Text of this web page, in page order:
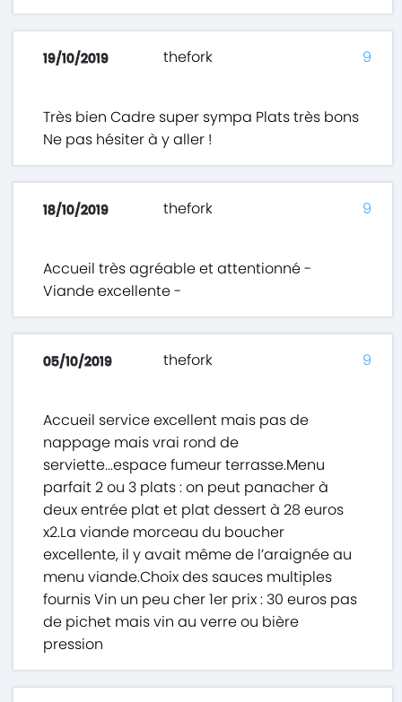
19/10/2019 thefork
Très bien Cadre super sympa Plats très bons
Ne pas hésiter à y aller !
9
18/10/2019 thefork
Accueil très agréable et attentionné -
Viande excellente -
9
05/10/2019 thefork
Accueil service excellent mais pas de
nappage mais vrai rond de
serviette...espace fumeur terrasse.Menu
parfait 2 ou 3 plats : on peut panacher à
deux entrée plat et plat dessert à 28 euros
x2.La viande morceau du boucher
excellente, il y avait même de l’araignée au
menu viande.Choix des sauces multiples
fournis Vin un peu cher 1er prix : 30 euros pas
de pichet mais vin au verre ou bière
pression
9